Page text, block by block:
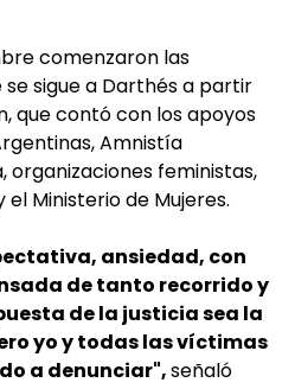
comenzaron las
se sigue a Darthés a partir
que contó con los apoyos
Amnistía
organizaciones feministas,
Ministerio de Mujeres.
ansiedad, con
de tanto recorrido y
de la justicia sea la
yo y todas las víctimas
a denunciar",señaló